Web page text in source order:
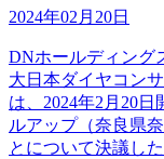
2024年02月20日
DNホールディング
大日本ダイヤコン
は、2024年2月20
ルアップ（奈良県
とについて決議し